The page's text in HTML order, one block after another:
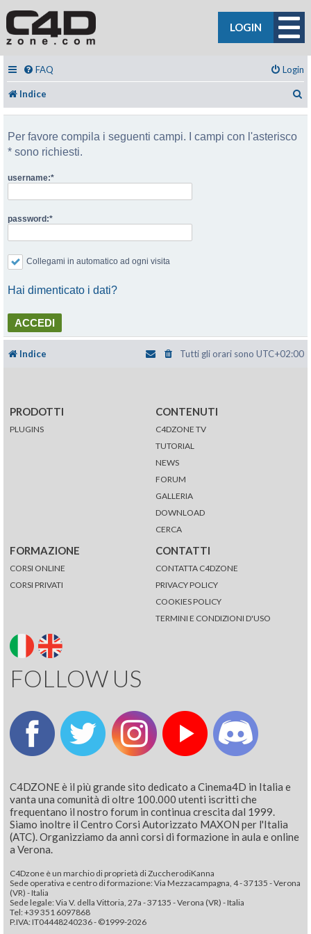
LOGIN
FAQ Login
Indice
Per favore compila i seguenti campi. I campi con l'asterisco
* sono richiesti.
username:
password:
Collegami in automatico ad ogni visita
Hai dimenticato i dati?
Indice Tutti gli orari sono UTC+02:00
PRODOTTI
PLUGINS
CONTENUTI
C4DZONE TV
TUTORIAL
NEWS
FORUM
GALLERIA
DOWNLOAD
CERCA
FORMAZIONE
CORSI ONLINE
CORSI PRIVATI
CONTATTI
CONTATTA C4DZONE
PRIVACY POLICY
COOKIES POLICY
TERMINI E CONDIZIONI D'USO
FOLLOW US
C4DZONE è il più grande sito dedicato a Cinema4D in Italia e
vanta una comunità di oltre 100.000 utenti iscritti che
frequentano il nostro forum in continua crescita dal 1999.
Siamo inoltre il Centro Corsi Autorizzato MAXON per l'Italia
(ATC). Organizziamo da anni corsi di formazione in aula e online
a Verona.
C4Dzone è un marchio di proprietà di ZuccherodiKanna
Sede operativa e centro di formazione: Via Mezzacampagna, 4 - 37135 - Verona
(VR) - Italia
Sede legale: Via V. della Vittoria, 27a - 37135 - Verona (VR) - Italia
Tel: +39 351 6097868‬
P.IVA: IT04448240236 - ©1999-2026